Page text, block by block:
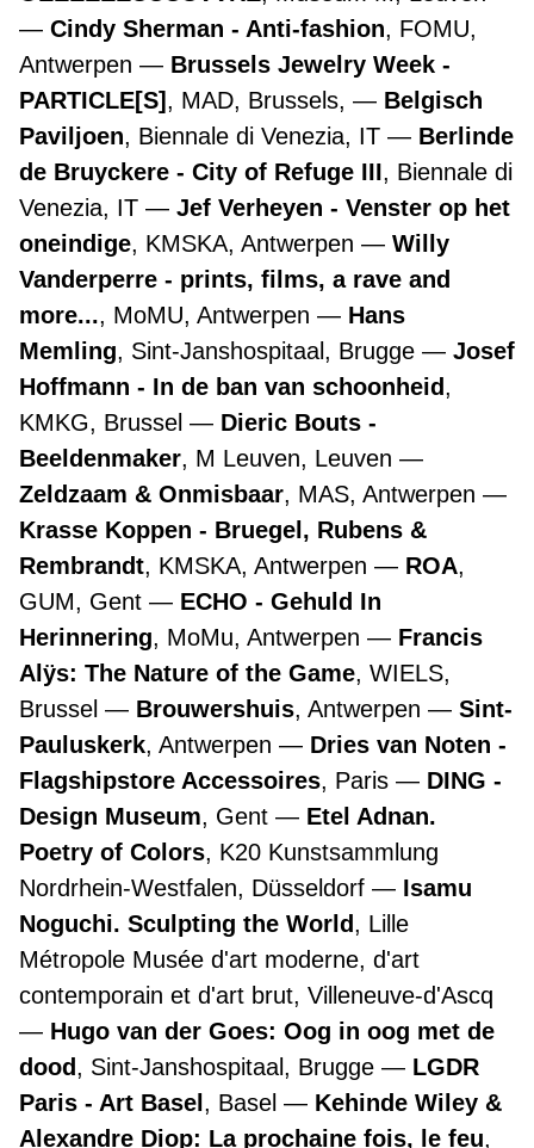
Cindy Sherman - Anti-fashion, FOMU,
Antwerpen
Brussels Jewelry Week -
PARTICLE[S] , MAD, Brussels,
Belgisch
Paviljoen, Biennale di Venezia, IT
Berlinde
de Bruyckere - City of Refuge III, Biennale di
Venezia, IT
Jef Verheyen - Venster op het
oneindige, KMSKA, Antwerpen
Willy
Vanderperre - prints, films, a rave and
more..., MoMU, Antwerpen
Hans
Memling, Sint-Janshospitaal, Brugge
Josef
Hoffmann - In de ban van schoonheid,
KMKG, Brussel
Dieric Bouts -
Beeldenmaker, M Leuven, Leuven
Zeldzaam & Onmisbaar, MAS, Antwerpen
Krasse Koppen - Bruegel, Rubens &
Rembrandt, KMSKA, Antwerpen ROA,
GUM, Gent
ECHO - Gehuld In
Herinnering, MoMu, Antwerpen
Francis
Alÿs: The Nature of the Game, WIELS,
Brussel
Brouwershuis, Antwerpen
Sint-
Pauluskerk, Antwerpen
Dries van Noten -
Flagshipstore Accessoires, Paris
DING -
Design Museum, Gent
Etel Adnan.
Poetry of Colors, K20 Kunstsammlung
Nordrhein-Westfalen, Düsseldorf
Isamu
Noguchi. Sculpting the World, Lille
Métropole Musée d'art moderne, d'art
contemporain et d'art brut, Villeneuve-d'Ascq
Hugo van der Goes: Oog in oog met de
dood, Sint-Janshospitaal, Brugge
LGDR
Paris - Art Basel , Basel
Kehinde Wiley &
Alexandre Diop: La prochaine fois, le feu,